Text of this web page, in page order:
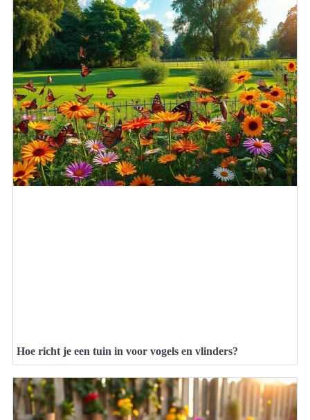
Hoe richt je een tuin in voor vogels en vlinders?